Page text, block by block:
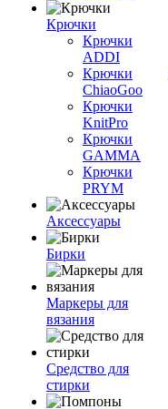
Крючки
Крючки
ADDI
Крючки
ChiaoGoo
Крючки
KnitPro
Крючки
GAMMA
Крючки
PRYM
Аксессуары
Бирки
Маркеры для
вязания
Средство для
стирки